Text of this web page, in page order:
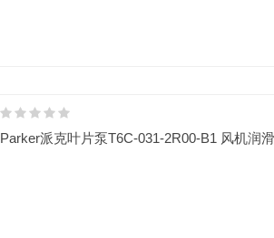
Parker派克叶片泵T6C-031-2R00-B1 风机润